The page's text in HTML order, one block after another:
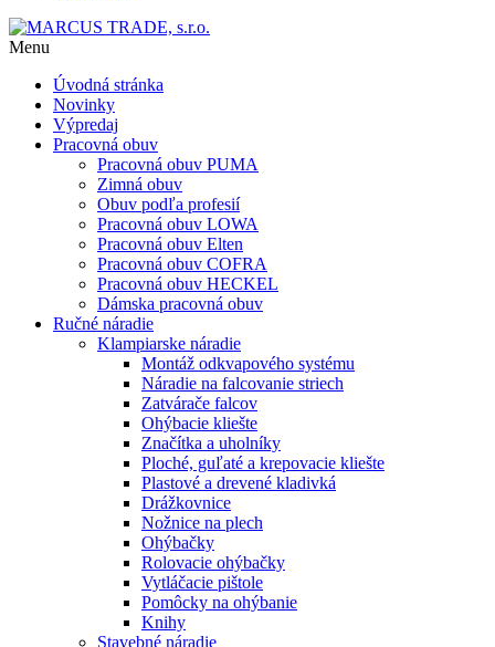
Menu
Úvodná stránka
Novinky
Výpredaj
Pracovná obuv
Pracovná obuv PUMA
Zimná obuv
Obuv podľa profesií
Pracovná obuv LOWA
Pracovná obuv Elten
Pracovná obuv COFRA
Pracovná obuv HECKEL
Dámska pracovná obuv
Ručné náradie
Klampiarske náradie
Montáž odkvapového systému
Náradie na falcovanie striech
Zatvárače falcov
Ohýbacie kliešte
Značítka a uholníky
Ploché, guľaté a krepovacie kliešte
Plastové a drevené kladivká
Drážkovnice
Nožnice na plech
Ohýbačky
Rolovacie ohýbačky
Vytláčacie pištole
Pomôcky na ohýbanie
Knihy
Stavebné náradie